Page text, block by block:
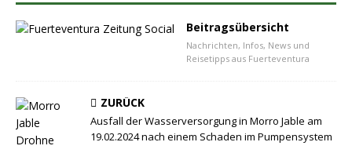
Beitragsübersicht
Nachrichten, Infos, News und
Reisetipps aus Fuerteventura
ZURÜCK
Ausfall der Wasserversorgung in Morro Jable am
19.02.2024 nach einem Schaden im Pumpensystem